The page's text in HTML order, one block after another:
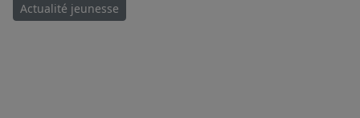
Actualité jeunesse